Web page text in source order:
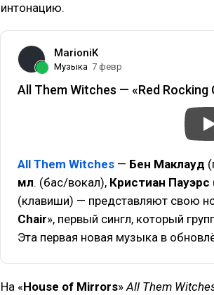
интонацию.
MarioniK
Музыка 7 февр
All Them Witches — «Red Rocking
All Them Witches — Бен Маклауд
мл. (бас/вокал), Кристиан Пауэрс
(клавиши) — представляют свою
Chair», первый сингл, который
Эта первая новая музыка в
На «House of Mirrors»All Them